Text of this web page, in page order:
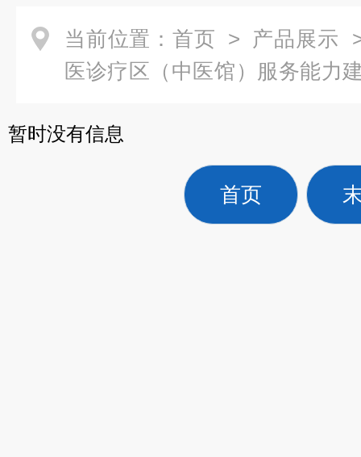
当前位置： 首页 > 产品展示
医诊疗区（中医馆）服务能力
暂时没有信息
首页